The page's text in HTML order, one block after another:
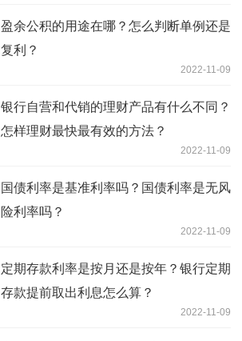
盈余公积的用途在哪？怎么判断单例还是
复利？
2022-11-09
银行自营和代销的理财产品有什么不同？
怎样理财最快最有效的方法？
2022-11-09
国债利率是基准利率吗？国债利率是无风
险利率吗？
2022-11-09
定期存款利率是按月还是按年？银行定期
存款提前取出利息怎么算？
2022-11-09